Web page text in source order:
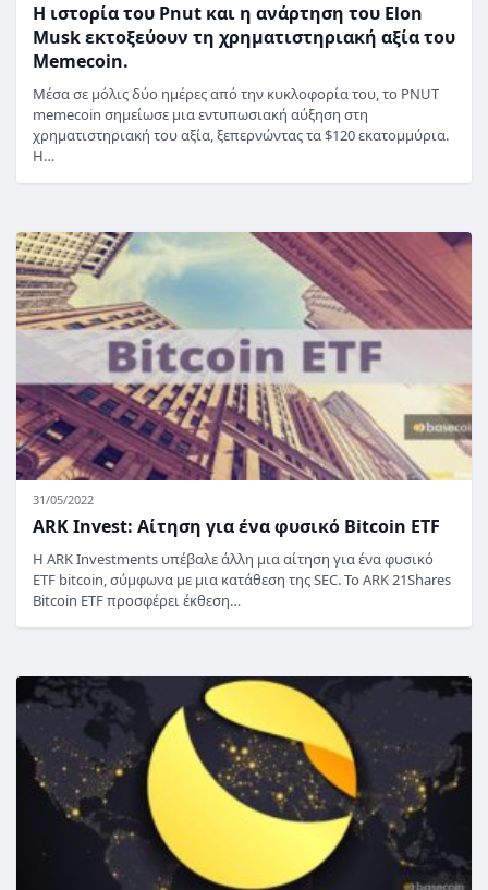
Η ιστορία του Pnut και η ανάρτηση του Elon
Musk εκτοξεύουν τη χρηματιστηριακή αξία του
Memecoin.
Μέσα σε μόλις δύο ημέρες από την κυκλοφορία του, το PNUT
memecoin σημείωσε μια εντυπωσιακή αύξηση στη
χρηματιστηριακή του αξία, ξεπερνώντας τα $120 εκατομμύρια.
Η…
31/05/2022
ARK Invest: Αίτηση για ένα φυσικό Bitcoin ETF
Η ARK Investments υπέβαλε άλλη μια αίτηση για ένα φυσικό
ETF bitcoin, σύμφωνα με μια κατάθεση της SEC. Το ARK 21Shares
Bitcoin ETF προσφέρει έκθεση…